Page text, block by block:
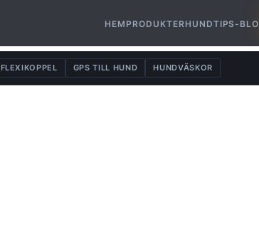
HEM PRODUKTERHUNDTIPS-
FLEXIKOPPEL GPS TILL HUND HUNDVÄSKOR